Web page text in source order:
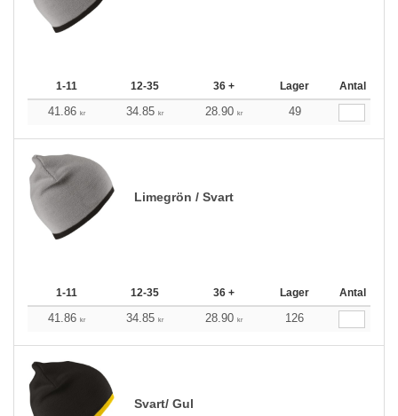
1-11 12-35 36 + Lager Antal
41.86 kr 34.85 kr 28.90 kr 49
Limegrön / Svart
1-11 12-35 36 + Lager Antal
41.86 kr 34.85 kr 28.90 kr 126
Svart/ Gul